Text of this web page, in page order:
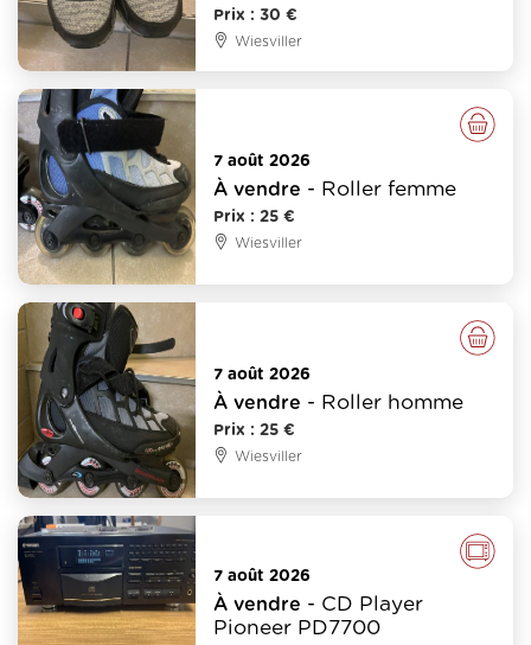
Prix : 30 €
Wiesviller
7 août 2026
À vendre - Roller femme
Prix : 25 €
Wiesviller
7 août 2026
À vendre - Roller homme
Prix : 25 €
Wiesviller
7 août 2026
À vendre - CD Player
Pioneer PD7700